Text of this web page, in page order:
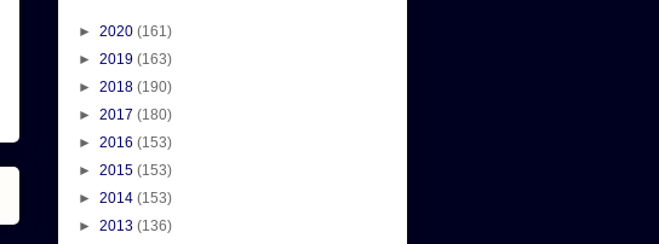
► 2020 (161)
► 2019 (163)
► 2018 (190)
► 2017 (180)
► 2016 (153)
► 2015 (153)
► 2014 (153)
► 2013 (136)